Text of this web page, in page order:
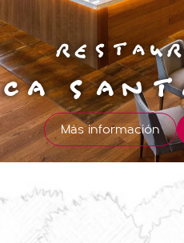
Más información